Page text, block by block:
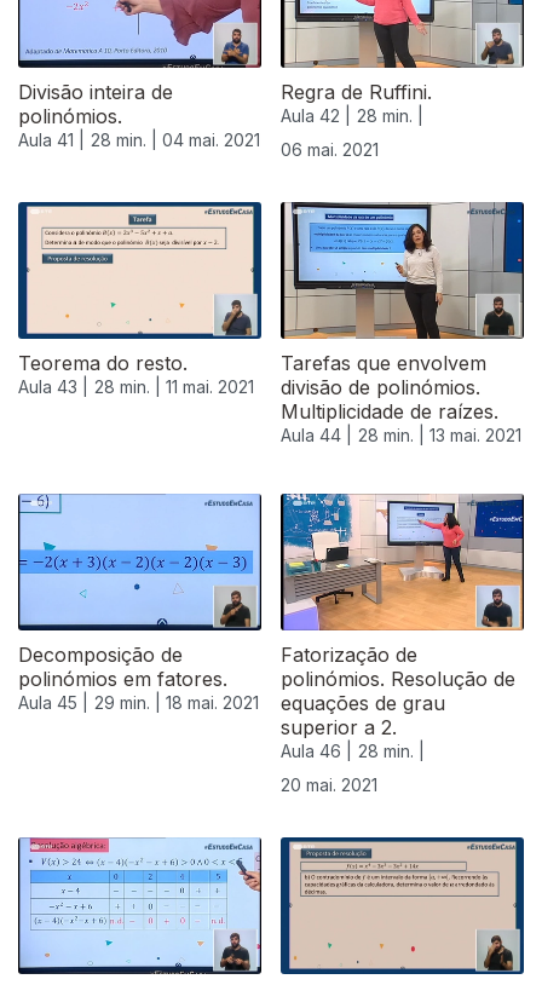
Divisão inteira de
polinómios.
Aula 41 | 28 min. | 04 mai. 2021
Regra de Ruffini.
Aula 42 |
28 min. |
06 mai. 2021
Teorema do resto.
Aula 43 | 28 min. | 11 mai. 2021
Tarefas que envolvem
divisão de polinómios.
Multiplicidade de raízes.
Aula 44 | 28 min. | 13 mai. 2021
Decomposição de
polinómios em fatores.
Aula 45 | 29 min. | 18 mai. 2021
Fatorização de
polinómios. Resolução de
equações de grau
superior a 2.
Aula 46 |
28 min. |
20 mai. 2021
549243